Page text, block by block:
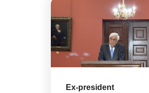
Ex-president